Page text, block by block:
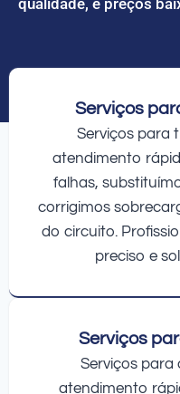
Serviços
Serviços para
atendimento
falhas,
corrigimos
do circuito.
preciso e
Serviços
Serviços para
atendimento